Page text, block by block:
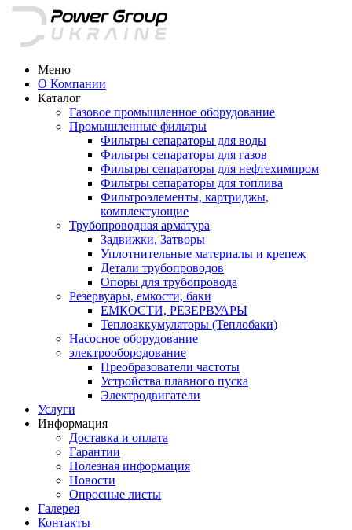
Меню
О Компании
Каталог
Газовое промышленное оборудование
Промышленные фильтры
Фильтры сепараторы для воды
Фильтры сепараторы для газов
Фильтры сепараторы для нефтехимпром
Фильтры сепараторы для топлива
Фильтроэлементы, картриджы,
комплектующие
Трубопроводная арматура
Задвижки, Затворы
Уплотнительные материалы и крепеж
Детали трубопроводов
Опоры для трубопровода
Резервуары, емкости, баки
ЕМКОСТИ, РЕЗЕРВУАРЫ
Теплоаккумуляторы (Теплобаки)
Насосное оборудование
электрообородование
Преобразователи частоты
Устройства плавного пуска
Электродвигатели
Услуги
Информация
Доставка и оплата
Гарантии
Полезная информация
Новости
Опросные листы
Галерея
Контакты